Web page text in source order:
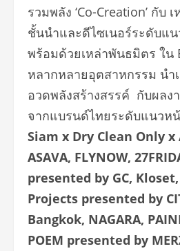
รวมพลัง ‘Co-Creation’ กับ
ชั้นนำและดีไซเนอร์ระดับแน
พร้อมด้วยเหล่าพันธมิตร ใน
หลากหลายอุตสาหกรรม นำ
อวดพลังสร้างสรรค์ กับผลง
จากแบรนด์ไทยระดับแนวห
Siam x Dry Clean Only x
ASAVA, FLYNOW,
presented by GC,
Projects presented by
Bangkok, NAGARA,
POEM presented by